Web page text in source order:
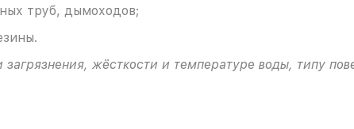
труб, дымоходов;
жёсткости и температуре воды, типу